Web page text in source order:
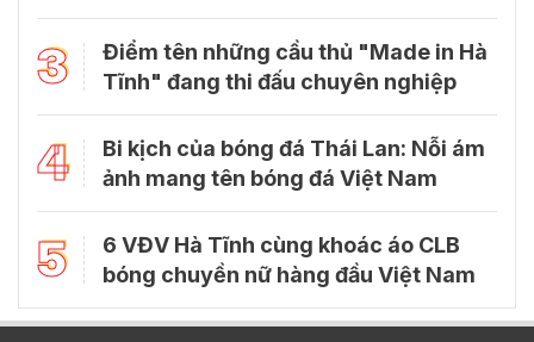
3
Điểm tên những cầu thủ "Made in Hà
Tĩnh" đang thi đấu chuyên nghiệp
4
Bi kịch của bóng đá Thái Lan: Nỗi ám
ảnh mang tên bóng đá Việt Nam
5
6 VĐV Hà Tĩnh cùng khoác áo CLB
bóng chuyền nữ hàng đầu Việt Nam